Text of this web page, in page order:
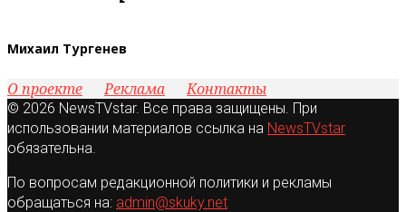
Михаил Тургенев
О проекте Реклама Контакты
© 2026 NewsTVstar. Все права защищены. При
использовании материалов ссылка на NewsTVstar
обязательна.
По вопросам редакционной политики и рекламы
обращаться на: admin@skuky.net